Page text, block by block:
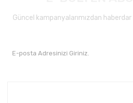
Güncel kampanyalarımızdan